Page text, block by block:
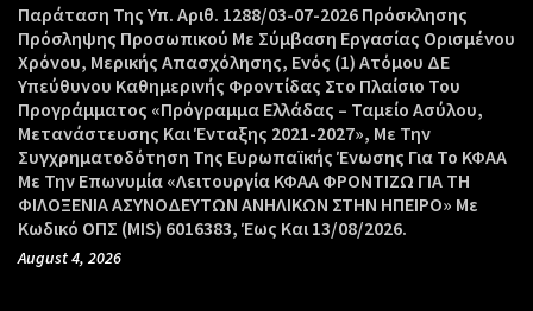
Παράταση Της Υπ. Αριθ. 1288/03-07-2026 Πρόσκλησης
Πρόσληψης Προσωπικού Με Σύμβαση Εργασίας Ορισμένου
Χρόνου, Μερικής Απασχόλησης, Ενός (1) Ατόμου ΔΕ
Υπεύθυνου Καθημερινής Φροντίδας Στο Πλαίσιο Του
Προγράμματος «Πρόγραμμα Ελλάδας – Ταμείο Ασύλου,
Μετανάστευσης Και Ένταξης 2021-2027», Με Την
Συγχρηματοδότηση Της Ευρωπαϊκής Ένωσης Για Το ΚΦΑΑ
Με Την Επωνυμία «Λειτουργία ΚΦΑΑ ΦΡΟΝΤΙΖΩ ΓΙΑ ΤΗ
ΦΙΛΟΞΕΝΙΑ ΑΣΥΝΟΔΕΥΤΩΝ ΑΝΗΛΙΚΩΝ ΣΤΗΝ ΗΠΕΙΡΟ» Με
Κωδικό ΟΠΣ (MIS) 6016383, Έως Και 13/08/2026.
August 4, 2026